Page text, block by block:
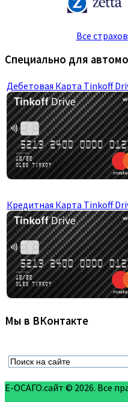
Все
Специально для
Дебетовая Карта Tinkoff
Кредитная Карта Tinkoff
Мы в ВКонтакте
Е-ОСАГО.сайт © 2026. Все